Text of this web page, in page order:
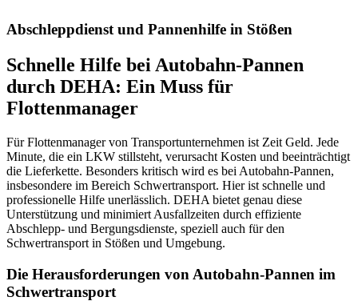
Abschleppdienst und Pannenhilfe in Stößen
Schnelle Hilfe bei Autobahn-Pannen
durch DEHA: Ein Muss für
Flottenmanager
Für Flottenmanager von Transportunternehmen ist Zeit Geld. Jede
Minute, die ein LKW stillsteht, verursacht Kosten und beeinträchtigt
die Lieferkette. Besonders kritisch wird es bei Autobahn-Pannen,
insbesondere im Bereich Schwertransport. Hier ist schnelle und
professionelle Hilfe unerlässlich. DEHA bietet genau diese
Unterstützung und minimiert Ausfallzeiten durch effiziente
Abschlepp- und Bergungsdienste, speziell auch für den
Schwertransport in Stößen und Umgebung.
Die Herausforderungen von Autobahn-Pannen im
Schwertransport